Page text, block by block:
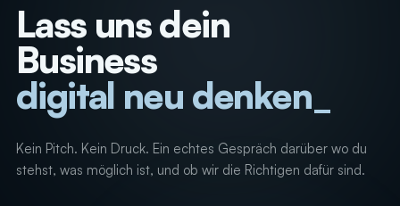
Lass uns dein
Business
digital neu denken
Kein Pitch. Kein Druck. Ein echtes Gespräch darüber wo du
stehst, was möglich ist, und ob wir die Richtigen dafür sind.